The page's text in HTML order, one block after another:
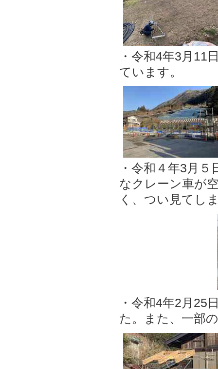
・令和4年3月11
ています。
・令和４年3月
なクレーン車が
く、つい見てし
・令和4年2月25
た。また、一部